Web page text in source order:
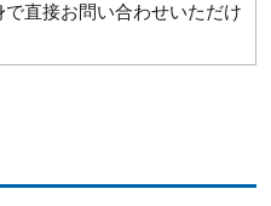
直接お問い合わせいただけ